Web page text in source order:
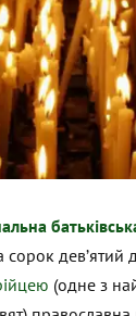
дев’ятий
(одне з